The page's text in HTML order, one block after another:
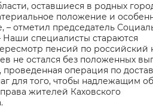
стандартные настройки
оставшиеся в родных
положение и
– отметил председатель
специалисты стараются
пенсий по российский
не остался без положенных
операция по
для того, чтобы надлежащим
жителей Каховского